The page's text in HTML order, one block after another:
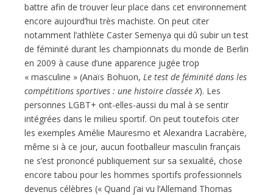
battre afin de trouver leur place dans cet environnement
encore aujourd’hui très machiste. On peut citer
notamment l’athlète Caster Semenya qui dû subir un test
de féminité durant les championnats du monde de Berlin
en 2009 à cause d’une apparence jugée trop
« masculine » (Anaïs Bohuon, Le test de féminité dans les
compétitions sportives : une histoire classée X). Les
personnes LGBT+ ont-elles-aussi du mal à se sentir
intégrées dans le milieu sportif. On peut toutefois citer
les exemples Amélie Mauresmo et Alexandra Lacrabère,
même si à ce jour, aucun footballeur masculin français
ne s’est prononcé publiquement sur sa sexualité, chose
encore tabou pour les hommes sportifs professionnels
devenus célèbres (« Quand j’ai vu l’Allemand Thomas